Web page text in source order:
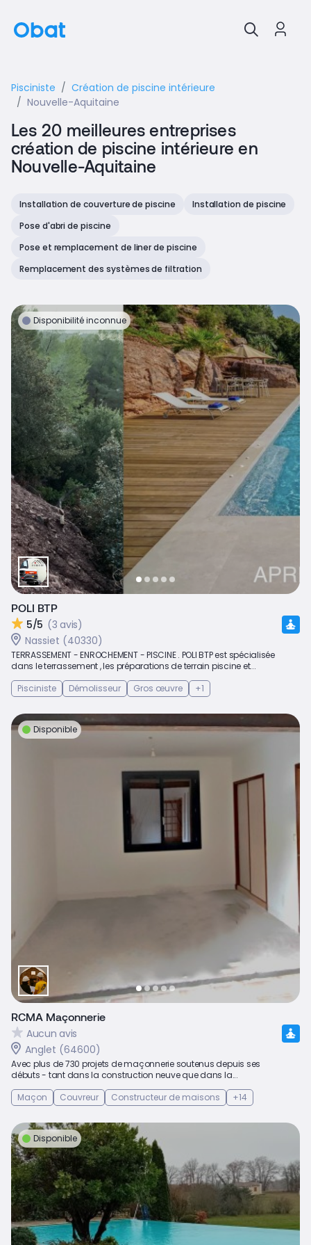
Pisciniste
Création de piscine intérieure
Nouvelle-Aquitaine
Les 20 meilleures entreprises
création de piscine intérieure en
Nouvelle-Aquitaine
Installation de couverture de piscine
Installation de piscine
Pose d'abri de piscine
Pose et remplacement de liner de piscine
Remplacement des systèmes de filtration
Disponibilité inconnue
POLI BTP
5/5 (3 avis)
Nassiet (40330)
TERRASSEMENT - ENROCHEMENT - PISCINE . POLI BTP est spécialisée
dans le terrassement , les préparations de terrain piscine et...
Pisciniste
Démolisseur Gros œuvre +1
Disponible
RCMA Maçonnerie
Aucun avis
Anglet (64600)
Avec plus de 730 projets de maçonnerie soutenus depuis ses
débuts - tant dans la construction neuve que dans la...
Maçon
Couvreur Constructeur de maisons +14
Disponible